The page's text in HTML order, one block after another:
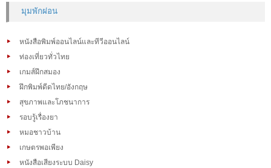
มุมพักผ่อน
หนังสือพิมพ์ออนไลน์และทีวีออนไลน์
ท่องเที่ยวทั่วไทย
เกมส์ฝึกสมอง
ฝึกพิมพ์ดีดไทย/อังกฤษ
สุขภาพและโภชนาการ
รอบรู้เรื่องยา
หมอชาวบ้าน
เกษตรพอเพียง
หนังสือเสียงระบบ Daisy